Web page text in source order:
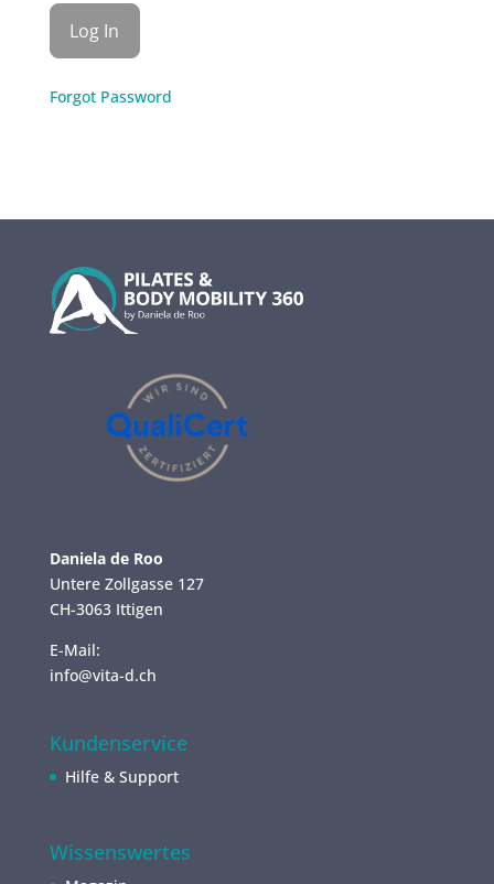
Forgot Password
Daniela de Roo
Untere Zollgasse 127
CH-3063 Ittigen
E-Mail:
info@vita-d.ch
Kundenservice
Hilfe & Support
Wissenswertes